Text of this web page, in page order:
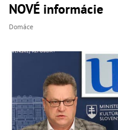
NOVÉ informácie
Domáce